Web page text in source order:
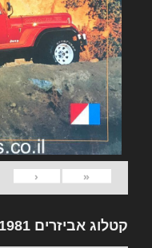
«
‹
קטלוג אביזרים 1981 Jeep